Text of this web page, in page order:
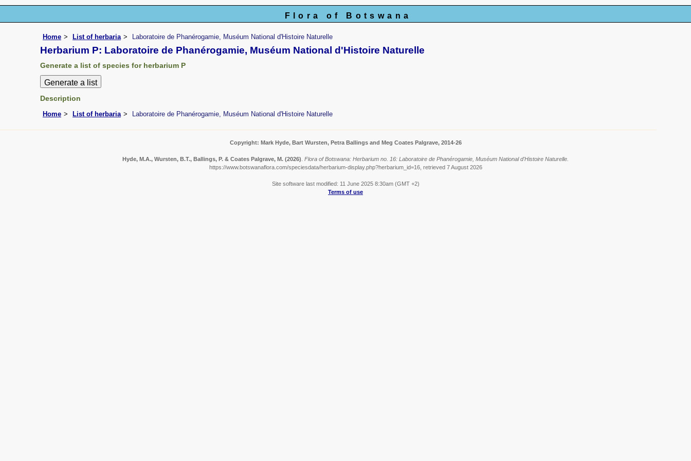
Flora of Botswana
Home List of herbaria Laboratoire de Phanérogamie, Muséum National d'Histoire Naturelle
Herbarium P: Laboratoire de Phanérogamie, Muséum National d'Histoire Naturelle
Generate a list of species for herbarium P
Description
Home List of herbaria Laboratoire de Phanérogamie, Muséum National d'Histoire Naturelle
Copyright: Mark Hyde, Bart Wursten, Petra Ballings and Meg Coates Palgrave, 2014-26
Hyde, M.A., Wursten, B.T., Ballings, P. & Coates Palgrave, M. (2026) Flora of Botswana: Herbarium no. 16: Laboratoire de Phanérogamie, Muséum National d'Histoire Naturelle.
https://www.botswanaflora.com/speciesdata/herbarium-display.php?herbarium_id=16, retrieved 7 August 2026
Site software last modified: 11 June 2025 8:30am (GMT +2)
Terms of use